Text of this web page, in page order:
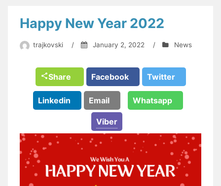
Happy New Year 2022
trajkovski / January 2, 2022 / News
Share Facebook Twitter
Linkedin Email Whatsapp
Viber